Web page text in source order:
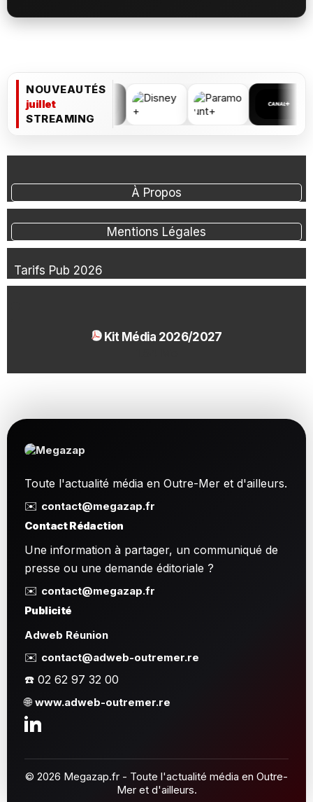
NOUVEAUTÉS
juillet
STREAMING
À Propos
Mentions Légales
Tarifs Pub 2026
Kit Média 2026/2027
Toute l'actualité média en Outre-Mer et d'ailleurs.
✉️ contact@megazap.fr
Contact Rédaction
Une information à partager, un communiqué de
presse ou une demande éditoriale ?
✉️ contact@megazap.fr
Publicité
Adweb Réunion
✉️ contact@adweb-outremer.re
☎️ 02 62 97 32 00
🌐www.adweb-outremer.re
© 2026 Megazap.fr - Toute l'actualité média en Outre-
Mer et d'ailleurs.